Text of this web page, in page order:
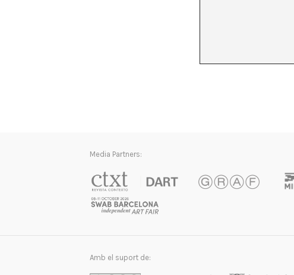
Media Partners:
Amb el suport de: